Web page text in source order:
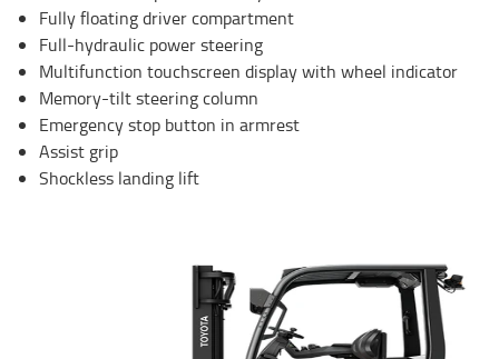
Fully floating driver compartment
Full-hydraulic power steering
Multifunction touchscreen display with wheel indicator
Memory-tilt steering column
Emergency stop button in armrest
Assist grip
Shockless landing lift